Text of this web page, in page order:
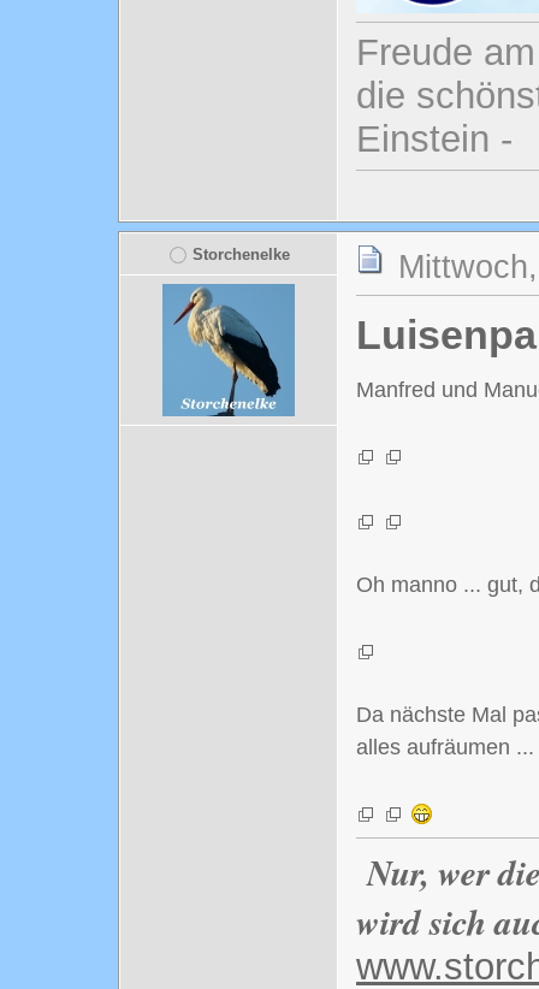
Freude
die
Einstein -
Storchenelke
Manfred und
Oh manno ... gut,
Da nächste Mal
alles aufräumen ...
Nur, wer
wird sich